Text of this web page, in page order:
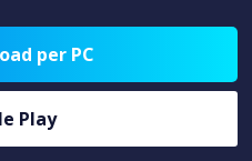
per PC
Play